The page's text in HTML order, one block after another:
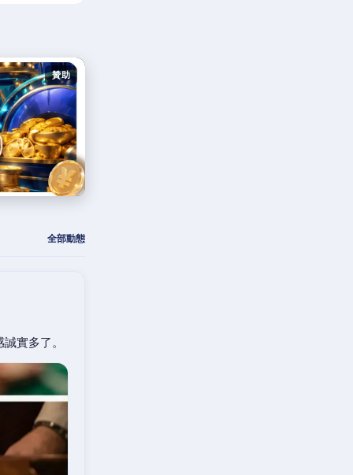
贊助
全部動態
實多了。